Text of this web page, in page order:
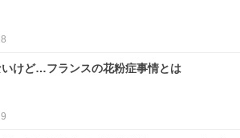
キ花粉シーズン終了へ 東京の飛散量は例年
いけど…フランスの花粉症事情とは